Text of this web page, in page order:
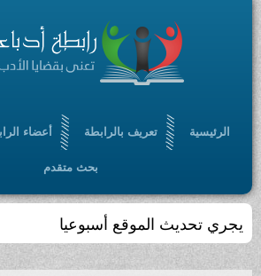
الرئيسية تعريف بالرابطة أعضاء الرابطة
بحث متقدم
يجري تحديث الموقع أسبوعيا